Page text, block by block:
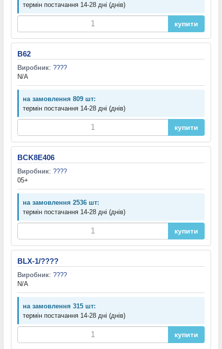
термін постачання 14-28 дні (днів)
купити
B62
Виробник: ????
N/A
на замовлення 809 шт:
термін постачання 14-28 дні (днів)
купити
BCK8E406
Виробник: ????
05+
на замовлення 2536 шт:
термін постачання 14-28 дні (днів)
купити
BLX-1/????
Виробник: ????
N/A
на замовлення 315 шт:
термін постачання 14-28 дні (днів)
купити